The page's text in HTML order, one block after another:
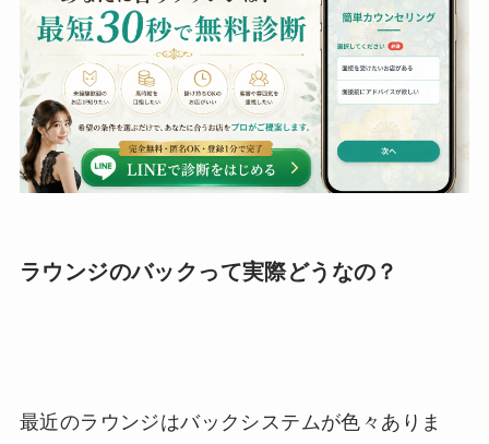
ラウンジのバックって実際どうなの？
最近のラウンジはバックシステムが色々ありま